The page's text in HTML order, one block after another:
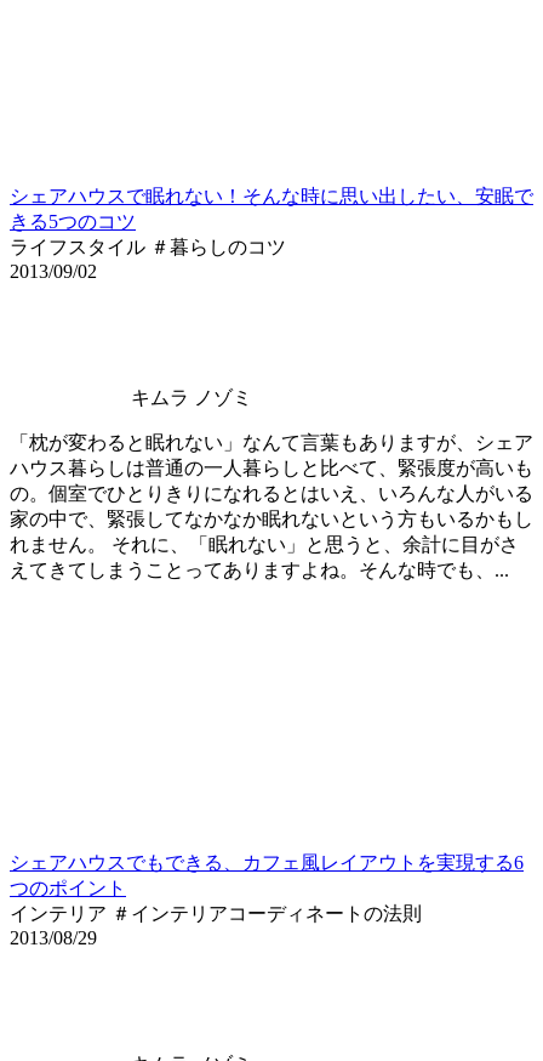
シェアハウスで眠れない！そんな時に思い出したい、安眠で
きる5つのコツ
ライフスタイル ＃暮らしのコツ
2013/09/02
キムラ ノゾミ
「枕が変わると眠れない」なんて言葉もありますが、シェア
ハウス暮らしは普通の一人暮らしと比べて、緊張度が高いも
の。個室でひとりきりになれるとはいえ、いろんな人がいる
家の中で、緊張してなかなか眠れないという方もいるかもし
れません。 それに、「眠れない」と思うと、余計に目がさ
えてきてしまうことってありますよね。そんな時でも、...
シェアハウスでもできる、カフェ風レイアウトを実現する6
つのポイント
インテリア ＃インテリアコーディネートの法則
2013/08/29